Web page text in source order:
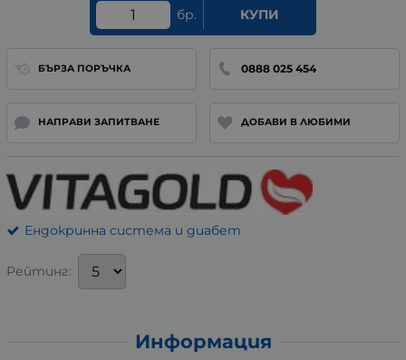
бр. КУПИ
БЪРЗА ПОРЪЧКА 0888 025 454
НАПРАВИ ЗАПИТВАНЕ ДОБАВИ В ЛЮБИМИ
Ендокринна система и диабет
Рейтинг:
Информация